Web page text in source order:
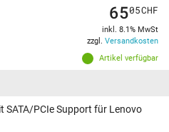
Artikel verfügbar
6505CHF
inkl. 8.1% MwSt
zzgl. Versandkosten
SATA/PCIe Support für Lenovo